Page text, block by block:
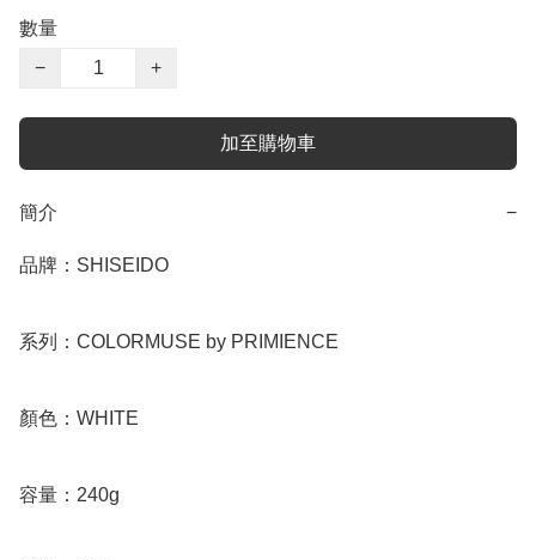
數量
−
+
加至購物車
簡介 −
品牌：SHISEIDO
系列：COLORMUSE by PRIMIENCE
顏色：WHITE
容量：240g